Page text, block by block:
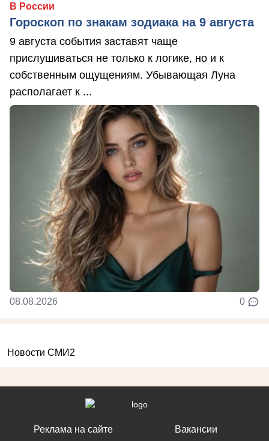
В России
Гороскоп по знакам зодиака на 9 августа
9 августа события заставят чаще
прислушиваться не только к логике, но и к
собственным ощущениям. Убывающая Луна
располагает к ...
08.08.2026 0
Новости СМИ2
Реклама на сайте
Вакансии